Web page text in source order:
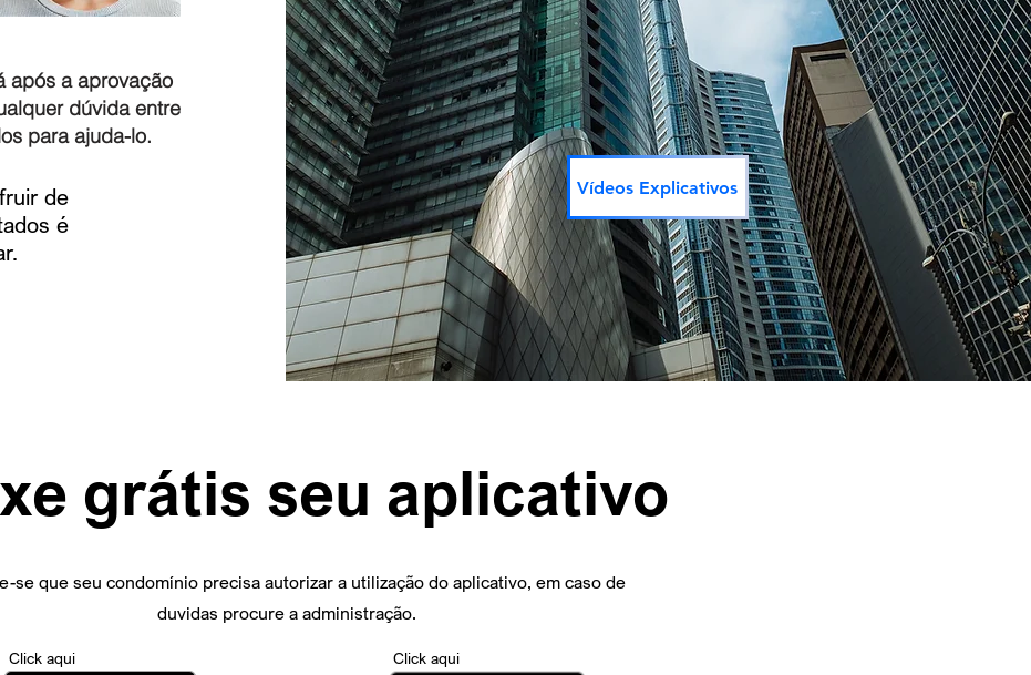
após a aprovação
dúvida entre
para ajuda-lo.
de
é
Vídeos Explicativos
grátis seu aplicativo
se que seu condomínio precisa autorizar a utilização do aplicativo, em caso de
duvidas procure a administração.
Click aqui Click aqui